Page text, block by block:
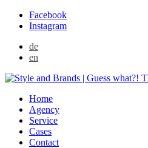
Facebook
Instagram
de
en
Home
Agency
Service
Cases
Contact